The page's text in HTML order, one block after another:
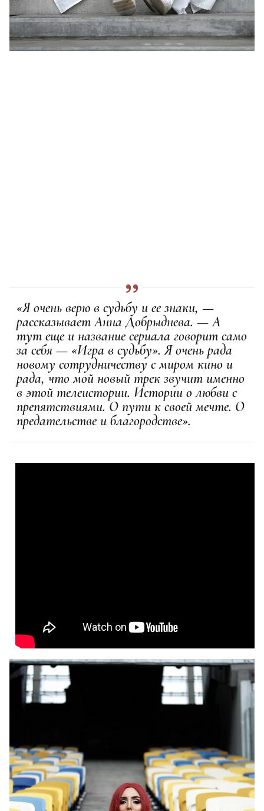
«Я очень верю в судьбу и ее знаки, —
рассказывает Анна Добрыднева. — А
тут еще и название сериала говорит само
за себя — «Игра в судьбу». Я очень рада
новому сотрудничеству с миром кино и
рада, что мой новый трек звучит именно
в этой телеистории. Истории о любви с
препятствиями. О пути к своей мечте. О
предательстве и благородстве».